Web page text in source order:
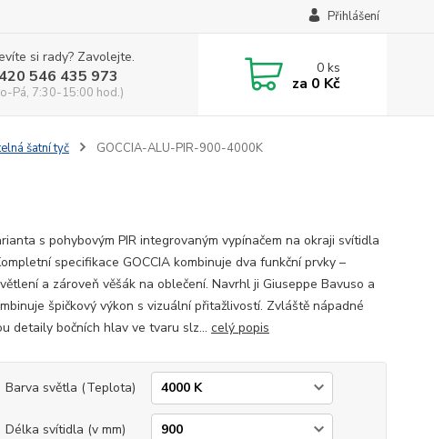
Přihlášení
si rady? Zavolejte.
546 435 973
Pá, 7:30-15:00 hod.)
0ks
za 0 Kč
šatní tyč GOCCIA-ALU-PIR-900-4000K
s pohybovým PIR integrovaným vypínačem na okraji svítidla
specifikace GOCCIA kombinuje dva funkční prvky –
a zároveň věšák na oblečení. Navrhl ji Giuseppe Bavuso a
špičkový výkon s vizuální přitažlivostí. Zvláště nápadné
detaily bočních hlav ve tvaru slz... celý popis
Barva světla (Teplota)
Délka svítidla (v mm)